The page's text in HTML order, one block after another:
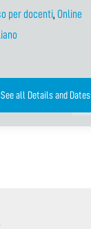
per docenti, Online
See all Details and Dates